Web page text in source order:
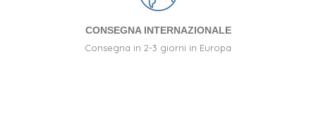
CONSEGNA INTERNAZIONALE
Consegna in 2-3 giorni in Europa